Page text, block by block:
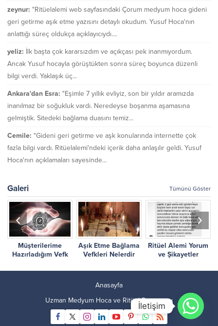
zeynur: "Ritüelalemi web sayfasındaki Çorum medyum hoca gideni
geri getirme aşık etme yazısını detaylı okudum. Yusuf Hoca'nın
anlattığı süreç oldukça açıklayıcıydı....
yeliz: İlk başta çok kararsızdım ve açıkçası pek inanmıyordum.
Ancak Yusuf hocayla görüştükten sonra süreç boyunca düzenli
bilgi verdi. Yaklaşık üç...
Ankara'dan Esra: "Eşimle 7 yıllık evliyiz, son bir yıldır aramızda
inanılmaz bir soğukluk vardı. Neredeyse boşanma aşamasına
gelmiştik. Sitedeki bağlama duasını temiz...
Cemile: "Gideni geri getirme ve aşk konularında internette çok
fazla bilgi vardı. Ritüelalemi'ndeki içerik daha anlaşılır geldi. Yusuf
Hoca'nın açıklamaları sayesinde...
Galeri Tümünü Göster
Müşterilerime
Hazırladığım Vefk
Aşık Etme Bağlama
Vefkleri Nelerdir
Ritüel Alemi Yorum
ve Şikayetler
Anasayfa
Uzman Medyum Hoca ve Ritüel Danışmanı
İletişim